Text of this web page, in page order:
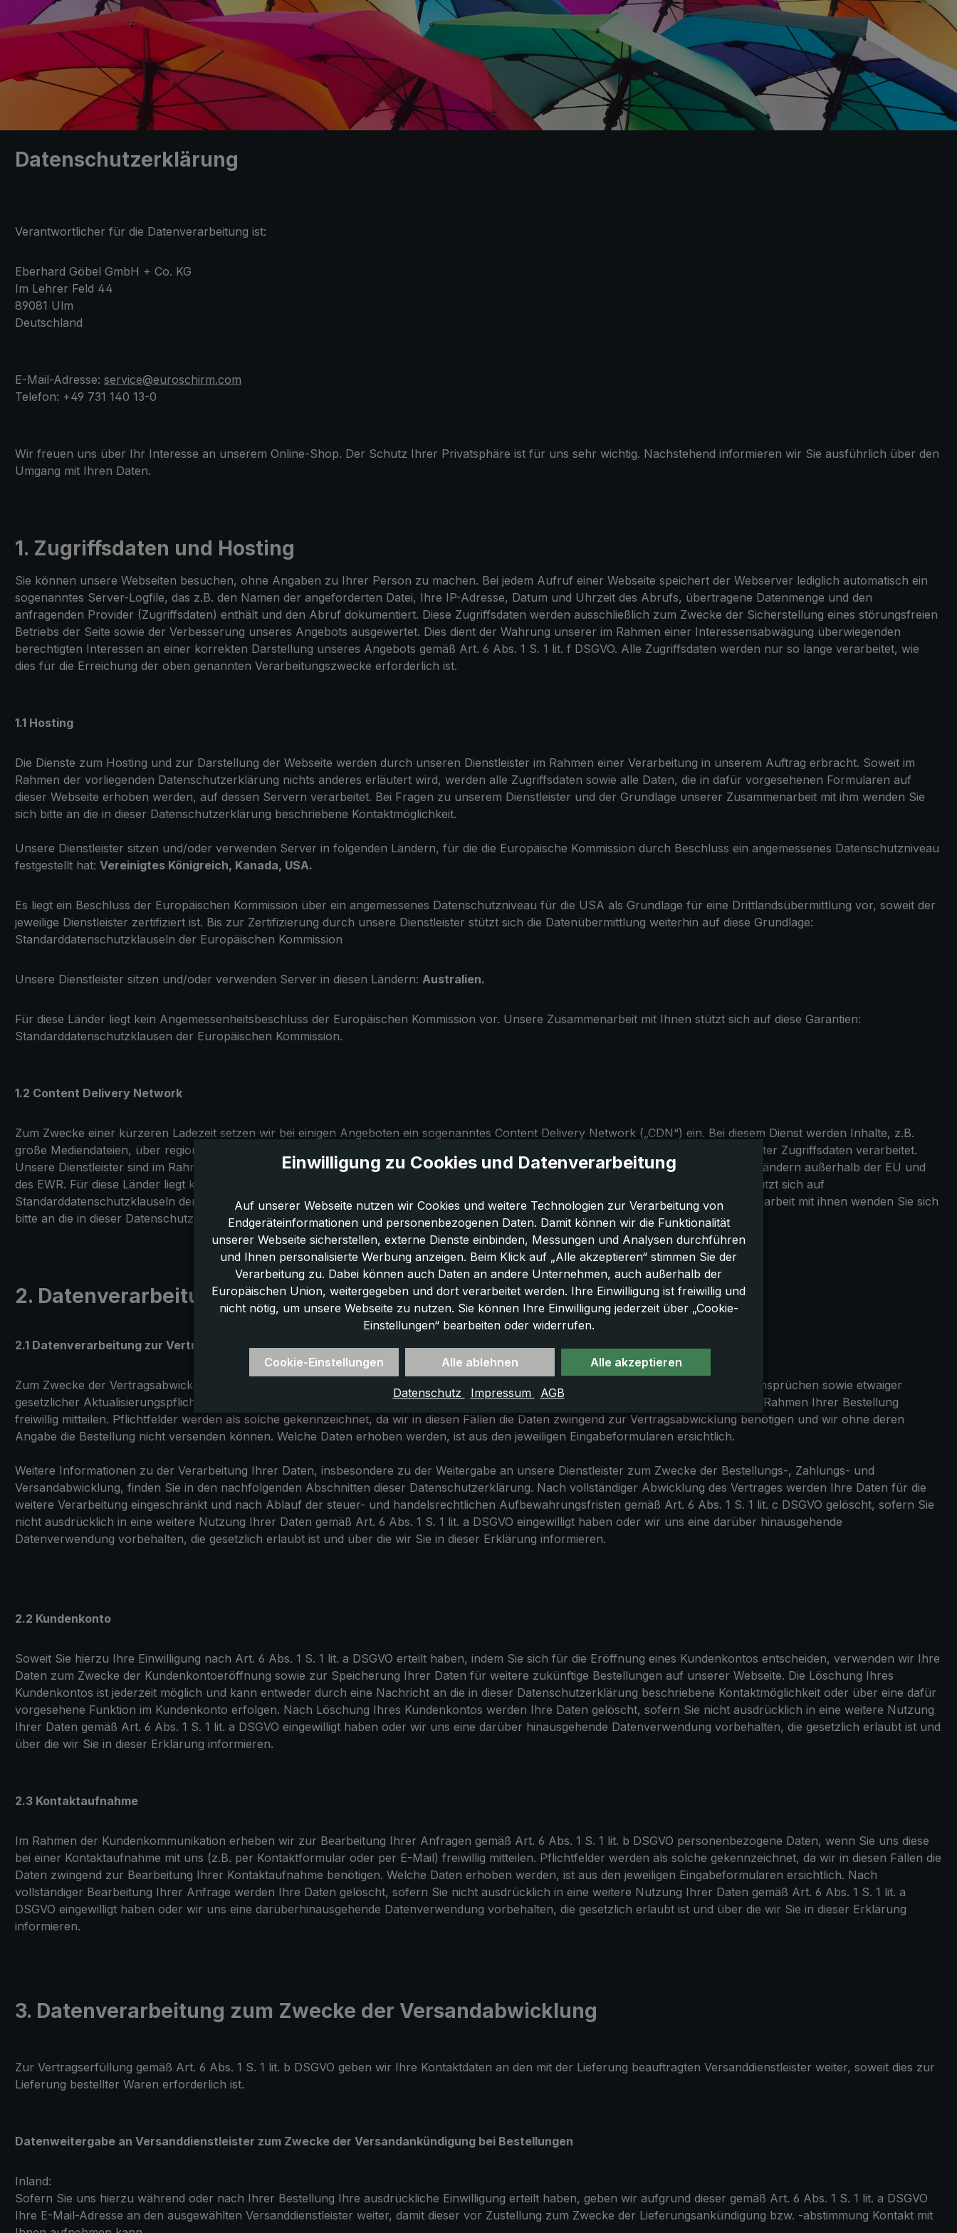
Datenschutzerklärung
Verantwortlicher für die Datenverarbeitung ist:
Eberhard Göbel GmbH + Co. KG
Im Lehrer Feld 44
89081 Ulm
Deutschland
E-Mail-Adresse: service@euroschirm.com
Telefon: +49 731 140 13-0
Wir freuen uns über Ihr Interesse an unserem Online-Shop. Der Schutz Ihrer Privatsphäre ist für uns sehr wichtig. Nachstehend informieren wir Sie ausführlich über den
Umgang mit Ihren Daten.
1. Zugriffsdaten und Hosting
Sie können unsere Webseiten besuchen, ohne Angaben zu Ihrer Person zu machen. Bei jedem Aufruf einer Webseite speichert der Webserver lediglich automatisch ein
sogenanntes Server-Logfile, das z.B. den Namen der angeforderten Datei, Ihre IP-Adresse, Datum und Uhrzeit des Abrufs, übertragene Datenmenge und den
anfragenden Provider (Zugriffsdaten) enthält und den Abruf dokumentiert. Diese Zugriffsdaten werden ausschließlich zum Zwecke der Sicherstellung eines störungsfreien
Betriebs der Seite sowie der Verbesserung unseres Angebots ausgewertet. Dies dient der Wahrung unserer im Rahmen einer Interessensabwägung überwiegenden
berechtigten Interessen an einer korrekten Darstellung unseres Angebots gemäß Art. 6 Abs. 1 S. 1 lit. f DSGVO. Alle Zugriffsdaten werden nur so lange verarbeitet, wie
dies für die Erreichung der oben genannten Verarbeitungszwecke erforderlich ist.
1.1 Hosting
Die Dienste zum Hosting und zur Darstellung der Webseite werden durch unseren Dienstleister im Rahmen einer Verarbeitung in unserem Auftrag erbracht. Soweit im
Rahmen der vorliegenden Datenschutzerklärung nichts anderes erläutert wird, werden alle Zugriffsdaten sowie alle Daten, die in dafür vorgesehenen Formularen auf
dieser Webseite erhoben werden, auf dessen Servern verarbeitet. Bei Fragen zu unserem Dienstleister und der Grundlage unserer Zusammenarbeit mit ihm wenden Sie
sich bitte an die in dieser Datenschutzerklärung beschriebene Kontaktmöglichkeit.
Unsere Dienstleister sitzen und/oder verwenden Server in folgenden Ländern, für die die Europäische Kommission durch Beschluss ein angemessenes Datenschutzniveau
festgestellt hat: Vereinigtes Königreich, Kanada, USA.
Es liegt ein Beschluss der Europäischen Kommission über ein angemessenes Datenschutzniveau für die USA als Grundlage für eine Drittlandsübermittlung vor, soweit der
jeweilige Dienstleister zertifiziert ist. Bis zur Zertifizierung durch unsere Dienstleister stützt sich die Datenübermittlung weiterhin auf diese Grundlage:
Standarddatenschutzklauseln der Europäischen Kommission
Unsere Dienstleister sitzen und/oder verwenden Server in diesen Ländern: Australien.
Für diese Länder liegt kein Angemessenheitsbeschluss der Europäischen Kommission vor. Unsere Zusammenarbeit mit Ihnen stützt sich auf diese Garantien:
Standarddatenschutzklausen der Europäischen Kommission.
1.2 Content Delivery Network
Zum Zwecke einer kürzeren Ladezeit setzen wir bei einigen Angeboten ein sogenanntes Content Delivery Network („CDN“) ein. Bei diesem Dienst werden Inhalte, z.B.
große Mediendateien, über regional verteilte Server externer CDN-Dienstleister ausgeliefert. Daher werden auf den Servern der Dienstleister Zugriffsdaten verarbeitet.
Unsere Dienstleister sind im Rahmen einer Auftragsverarbeitung für uns tätig. Unsere Dienstleister sitzen und/oder verwenden Server in Ländern außerhalb der EU und
des EWR. Für diese Länder liegt kein Angemessenheitsbeschluss der Europäischen Kommission vor. Unsere Zusammenarbeit mit ihnen stützt sich auf
Standarddatenschutzklauseln der Europäischen Kommission. Bei Fragen zu unseren Dienstleistern und der Grundlage unserer Zusammenarbeit mit ihnen wenden Sie sich
bitte an die in dieser Datenschutzerklärung beschriebenen Kontaktmöglichkeit.
2. Datenverarbeitung zur Vertragsabwicklung und zur Kontaktaufnahme
2.1 Datenverarbeitung zur Vertragsabwicklung
Zum Zwecke der Vertragsabwicklung (inkl. Anfragen zu und Abwicklung von ggf. bestehenden Gewährleistungs- und Leistungsstörungsansprüchen sowie etwaiger
gesetzlicher Aktualisierungspflichten) gemäß Art. 6 Abs. 1 S. 1 lit. b DSGVO erheben wir personenbezogene Daten, wenn Sie uns diese im Rahmen Ihrer Bestellung
freiwillig mitteilen. Pflichtfelder werden als solche gekennzeichnet, da wir in diesen Fällen die Daten zwingend zur Vertragsabwicklung benötigen und wir ohne deren
Angabe die Bestellung nicht versenden können. Welche Daten erhoben werden, ist aus den jeweiligen Eingabeformularen ersichtlich.
Weitere Informationen zu der Verarbeitung Ihrer Daten, insbesondere zu der Weitergabe an unsere Dienstleister zum Zwecke der Bestellungs-, Zahlungs- und
Versandabwicklung, finden Sie in den nachfolgenden Abschnitten dieser Datenschutzerklärung. Nach vollständiger Abwicklung des Vertrages werden Ihre Daten für die
weitere Verarbeitung eingeschränkt und nach Ablauf der steuer- und handelsrechtlichen Aufbewahrungsfristen gemäß Art. 6 Abs. 1 S. 1 lit. c DSGVO gelöscht, sofern Sie
nicht ausdrücklich in eine weitere Nutzung Ihrer Daten gemäß Art. 6 Abs. 1 S. 1 lit. a DSGVO eingewilligt haben oder wir uns eine darüber hinausgehende
Datenverwendung vorbehalten, die gesetzlich erlaubt ist und über die wir Sie in dieser Erklärung informieren.
2.2 Kundenkonto
Soweit Sie hierzu Ihre Einwilligung nach Art. 6 Abs. 1 S. 1 lit. a DSGVO erteilt haben, indem Sie sich für die Eröffnung eines Kundenkontos entscheiden, verwenden wir Ihre
Daten zum Zwecke der Kundenkontoeröffnung sowie zur Speicherung Ihrer Daten für weitere zukünftige Bestellungen auf unserer Webseite. Die Löschung Ihres
Kundenkontos ist jederzeit möglich und kann entweder durch eine Nachricht an die in dieser Datenschutzerklärung beschriebene Kontaktmöglichkeit oder über eine dafür
vorgesehene Funktion im Kundenkonto erfolgen. Nach Löschung Ihres Kundenkontos werden Ihre Daten gelöscht, sofern Sie nicht ausdrücklich in eine weitere Nutzung
Ihrer Daten gemäß Art. 6 Abs. 1 S. 1 lit. a DSGVO eingewilligt haben oder wir uns eine darüber hinausgehende Datenverwendung vorbehalten, die gesetzlich erlaubt ist und
über die wir Sie in dieser Erklärung informieren.
2.3 Kontaktaufnahme
Im Rahmen der Kundenkommunikation erheben wir zur Bearbeitung Ihrer Anfragen gemäß Art. 6 Abs. 1 S. 1 lit. b DSGVO personenbezogene Daten, wenn Sie uns diese
bei einer Kontaktaufnahme mit uns (z.B. per Kontaktformular oder per E-Mail) freiwillig mitteilen. Pflichtfelder werden als solche gekennzeichnet, da wir in diesen Fällen die
Daten zwingend zur Bearbeitung Ihrer Kontaktaufnahme benötigen. Welche Daten erhoben werden, ist aus den jeweiligen Eingabeformularen ersichtlich. Nach
vollständiger Bearbeitung Ihrer Anfrage werden Ihre Daten gelöscht, sofern Sie nicht ausdrücklich in eine weitere Nutzung Ihrer Daten gemäß Art. 6 Abs. 1 S. 1 lit. a
DSGVO eingewilligt haben oder wir uns eine darüberhinausgehende Datenverwendung vorbehalten, die gesetzlich erlaubt ist und über die wir Sie in dieser Erklärung
informieren.
3. Datenverarbeitung zum Zwecke der Versandabwicklung
Zur Vertragserfüllung gemäß Art. 6 Abs. 1 S. 1 lit. b DSGVO geben wir Ihre Kontaktdaten an den mit der Lieferung beauftragten Versanddienstleister weiter, soweit dies zur
Lieferung bestellter Waren erforderlich ist.
Datenweitergabe an Versanddienstleister zum Zwecke der Versandankündigung bei Bestellungen
Inland:
Sofern Sie uns hierzu während oder nach Ihrer Bestellung Ihre ausdrückliche Einwilligung erteilt haben, geben wir aufgrund dieser gemäß Art. 6 Abs. 1 S. 1 lit. a DSGVO
Ihre E-Mail-Adresse an den ausgewählten Versanddienstleister weiter, damit dieser vor Zustellung zum Zwecke der Lieferungsankündigung bzw. -abstimmung Kontakt mit
Einwilligung zu Cookies und Datenverarbeitung
Auf unserer Webseite nutzen wir Cookies und weitere Technologien zur Verarbeitung von
Endgeräteinformationen und personenbezogenen Daten. Damit können wir die Funktionalität
unserer Webseite sicherstellen, externe Dienste einbinden, Messungen und Analysen durchführen
und Ihnen personalisierte Werbung anzeigen. Beim Klick auf „Alle akzeptieren“ stimmen Sie der
Verarbeitung zu. Dabei können auch Daten an andere Unternehmen, auch außerhalb der
Europäischen Union, weitergegeben und dort verarbeitet werden. Ihre Einwilligung ist freiwillig und
nicht nötig, um unsere Webseite zu nutzen. Sie können Ihre Einwilligung jederzeit über „Cookie-
Einstellungen“ bearbeiten oder widerrufen.
Cookie-Einstellungen Alle ablehnen Alle akzeptieren
Datenschutz Impressum AGB